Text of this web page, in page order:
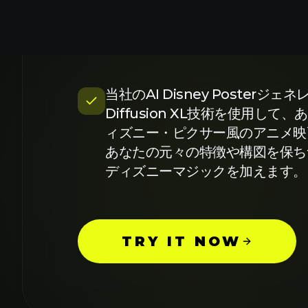
当社のAI Disney Posterジェネ
Diffusion XL技術を使用して、
ィズニー・ピクサー風のアニメ
あなたの元々の特徴や構図を保
ディズニーマジックを加えます。
TRY IT NOW